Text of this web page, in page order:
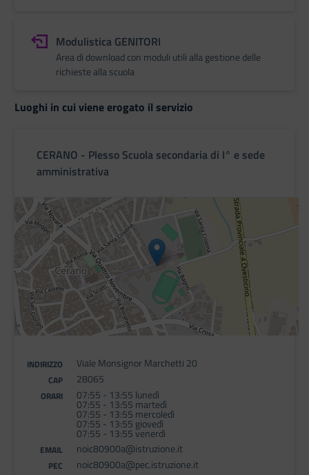
Modulistica GENITORI
Area di download con moduli utili alla gestione delle
richieste alla scuola
Luoghi in cui viene erogato il servizio
CERANO - Plesso Scuola secondaria di I° e sede
amministrativa
INDIRIZZO Viale Monsignor Marchetti 20
CAP 28065
ORARI 07:55 - 13:55 lunedì
07:55 - 13:55 martedì
07:55 - 13:55 mercoledì
07:55 - 13:55 giovedì
07:55 - 13:55 venerdì
EMAIL noic80900a@istruzione.it
PEC
noic80900a@pec.istruzione.it